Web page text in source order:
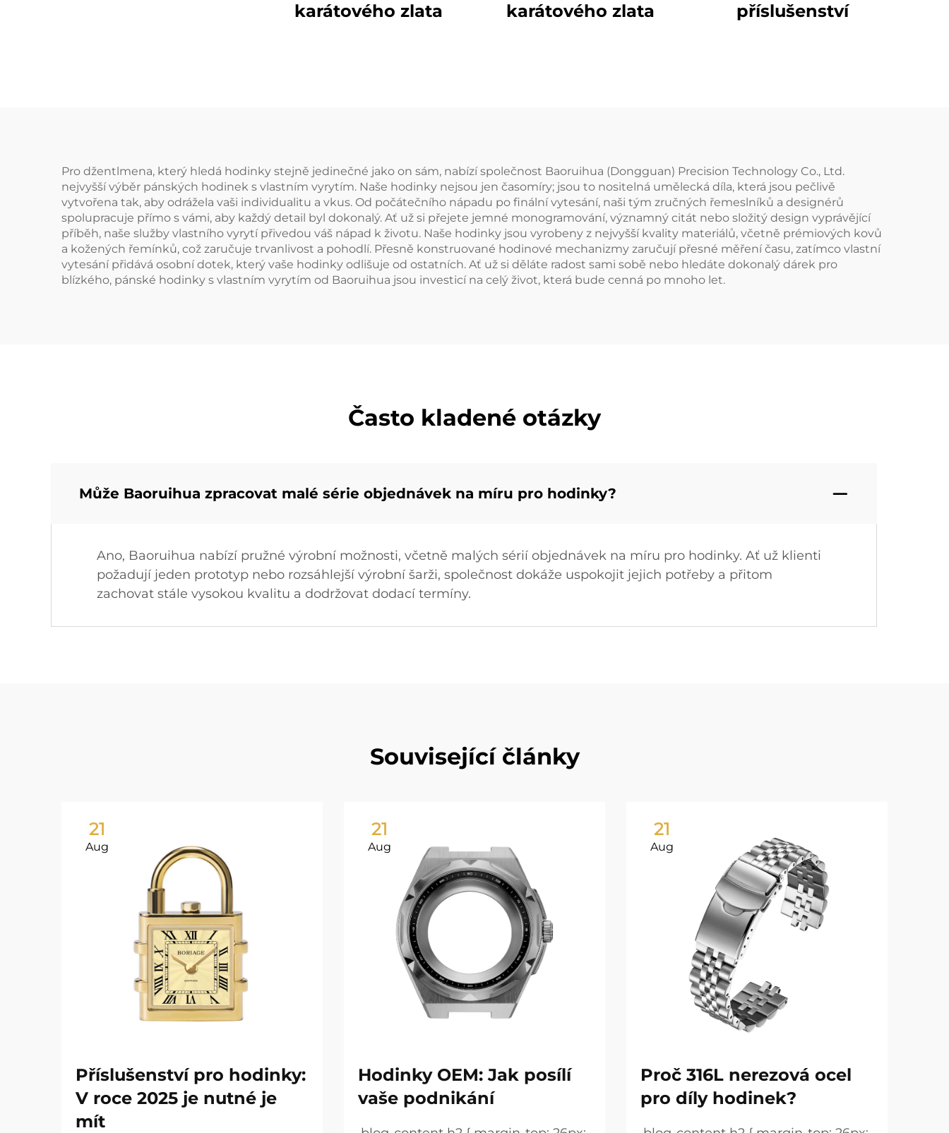
karátového zlata
karátového zlata
příslušenství
Pro džentlmena, který hledá hodinky stejně jedinečné jako on sám, nabízí společnost Baoruihua (Dongguan) Precision Technology Co., Ltd.
nejvyšší výběr pánských hodinek s vlastním vyrytím. Naše hodinky nejsou jen časomíry; jsou to nositelná umělecká díla, která jsou pečlivě
vytvořena tak, aby odrážela vaši individualitu a vkus. Od počátečního nápadu po finální vytesání, naši tým zručných řemeslníků a designérů
spolupracuje přímo s vámi, aby každý detail byl dokonalý. Ať už si přejete jemné monogramování, významný citát nebo složitý design vyprávějící
příběh, naše služby vlastního vyrytí přivedou váš nápad k životu. Naše hodinky jsou vyrobeny z nejvyšší kvality materiálů, včetně prémiových kovů
a kožených řemínků, což zaručuje trvanlivost a pohodlí. Přesně konstruované hodinové mechanizmy zaručují přesné měření času, zatímco vlastní
vytesání přidává osobní dotek, který vaše hodinky odlišuje od ostatních. Ať už si děláte radost sami sobě nebo hledáte dokonalý dárek pro
blízkého, pánské hodinky s vlastním vyrytím od Baoruihua jsou investicí na celý život, která bude cenná po mnoho let.
Často kladené otázky
Může Baoruihua zpracovat malé série objednávek na míru pro hodinky?
Ano, Baoruihua nabízí pružné výrobní možnosti, včetně malých sérií objednávek na míru pro hodinky. Ať už klienti
požadují jeden prototyp nebo rozsáhlejší výrobní šarži, společnost dokáže uspokojit jejich potřeby a přitom
zachovat stále vysokou kvalitu a dodržovat dodací termíny.
Související články
21
Aug
Příslušenství pro hodinky:
V roce 2025 je nutné je
mít
21
Aug
Hodinky OEM: Jak posílí
vaše podnikání
21
Aug
Proč 316L nerezová ocel
pro díly hodinek?